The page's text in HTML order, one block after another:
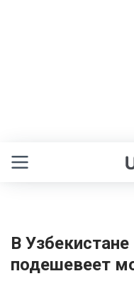
В
подешевеет